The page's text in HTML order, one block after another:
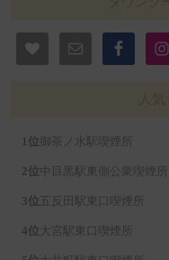
御茶ノ水駅喫煙所
中目黒駅東側公衆喫煙所
五反田駅東口喫煙所
大宮駅東口喫煙所